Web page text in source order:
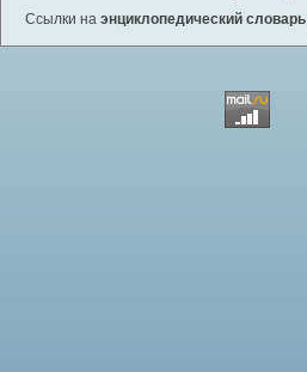
Ссылки на энциклопедический словарь